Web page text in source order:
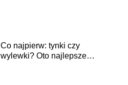
Co najpierw: tynki czy
wylewki? Oto najlepsze